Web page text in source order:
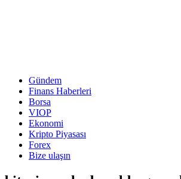
Gündem
Finans Haberleri
Borsa
VIOP
Ekonomi
Kripto Piyasası
Forex
Bize ulaşın